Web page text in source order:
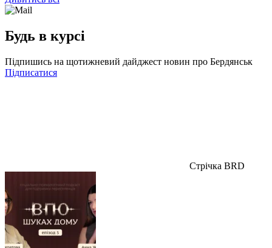
Будь в курсі
Підпишись на щотижневий дайджест новин про Бердянськ
Підписатися
Стрічка BRD